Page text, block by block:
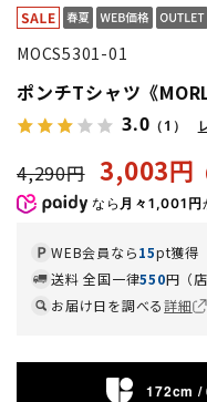
MOCS5301-01
ポンチTシャツ《
3.0 （1）
4,290円 3,003円
なら 月々1,001円
WEB会員なら15pt獲得
送料 全国一律550円（
お届け日を調べる詳細
172cm /